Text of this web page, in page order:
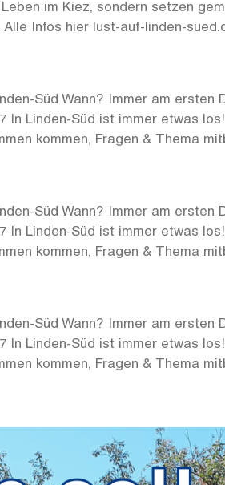
im Kiez, sondern setzen
Infos hier lust-auf-linden-
Süd Wann? Immer am ersten
In Linden-Süd ist immer etwas
kommen, Fragen & Thema
Süd Wann? Immer am ersten
In Linden-Süd ist immer etwas
kommen, Fragen & Thema
Süd Wann? Immer am ersten
In Linden-Süd ist immer etwas
kommen, Fragen & Thema